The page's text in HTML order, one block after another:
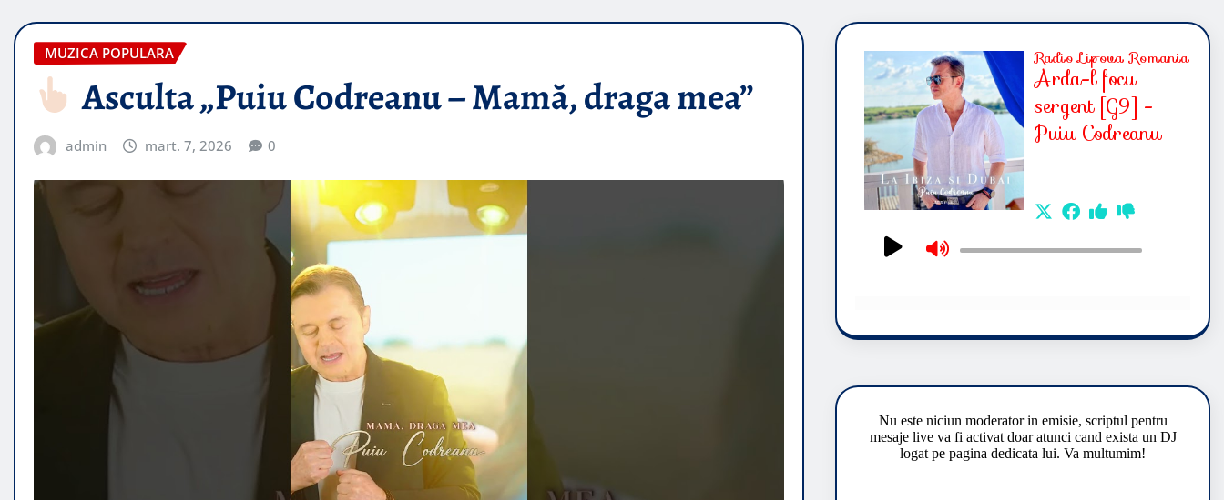
MUZICA POPULARA
Asculta „Puiu Codreanu – Mamă, draga mea”
admin mart. 7, 2026 0